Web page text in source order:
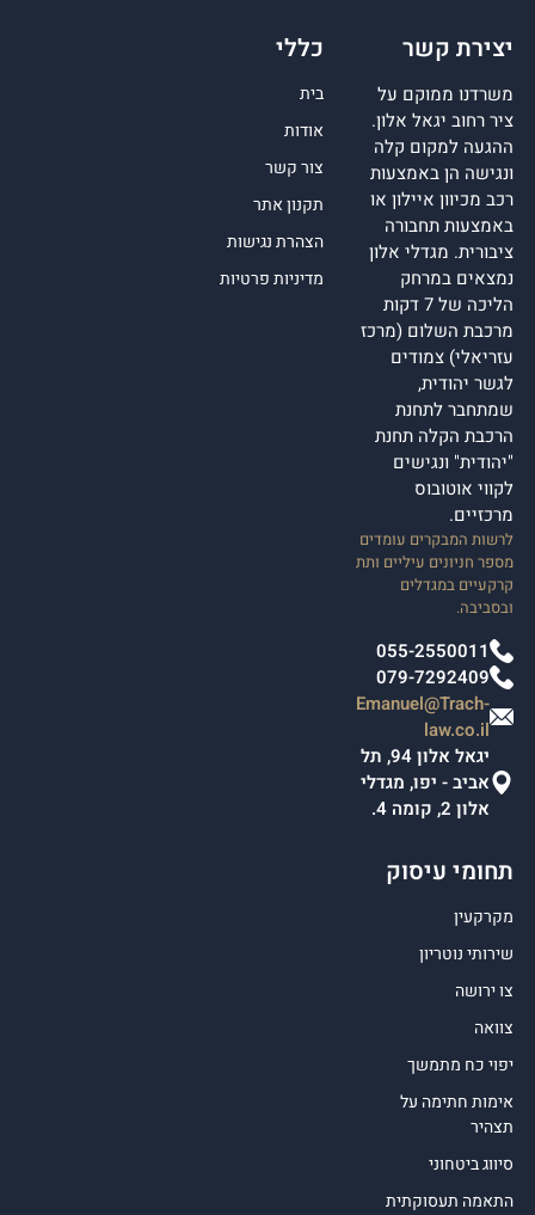
יצירת קשר
משרדנו ממוקם על
ציר רחוב יגאל אלון.
ההגעה למקום קלה
ונגישה הן באמצעות
רכב מכיוון איילון או
באמצעות תחבורה
ציבורית. מגדלי אלון
נמצאים במרחק
הליכה של 7 דקות
מרכבת השלום (מרכז
עזריאלי) צמודים
לגשר יהודית,
שמתחבר לתחנת
הרכבת הקלה תחנת
"יהודית" ונגישים
לקווי אוטובוס
מרכזיים.
לרשות המבקרים עומדים
מספר חניונים עיליים ותת
קרקעיים במגדלים
ובסביבה.
055-2550011
079-7292409
Emanuel@Trach-
law.co.il
יגאל אלון 94, תל
אביב - יפו, מגדלי
אלון 2, קומה 4.
כללי
בית
אודות
צור קשר
תקנון אתר
הצהרת נגישות
מדיניות פרטיות
תחומי עיסוק
מקרקעין
שירותי נוטריון
צו ירושה
צוואה
יפוי כח מתמשך
אימות חתימה על
תצהיר
סיווג ביטחוני
התאמה תעסוקתית